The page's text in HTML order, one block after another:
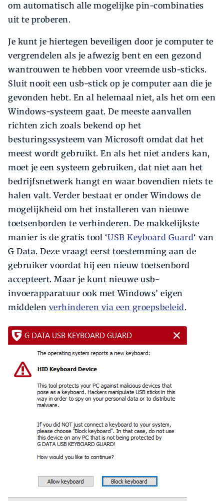
om automatisch alle mogelijke pin-combinaties
uit te proberen.
Je kunt je hiertegen beveiligen door je computer te
vergrendelen als je afwezig bent en een gezond
wantrouwen te hebben voor vreemde usb-sticks.
Sluit nooit een usb-stick op je computer aan die je
gevonden hebt. En al helemaal niet, als het om een
Windows-systeem gaat. De meeste aanvallen
richten zich zoals bekend op het
besturingssysteem van Microsoft omdat dat het
meest wordt gebruikt. En als het niet anders kan,
moet je een systeem gebruiken, dat niet aan het
bedrijfsnetwerk hangt en waar bovendien niets te
halen valt. Verder bestaat er onder Windows de
mogelijkheid om het installeren van nieuwe
toetsenborden te verhinderen. De makkelijkste
manier is de gratis tool ‘USB Keyboard Guard‘ van
G Data. Deze vraagt eerst toestemming aan de
gebruiker voordat hij een nieuw toetsenbord
accepteert. Maar je kunt nieuwe usb-
invoerapparatuur ook met Windows’ eigen
middelen verhinderen via een groepsbeleid.